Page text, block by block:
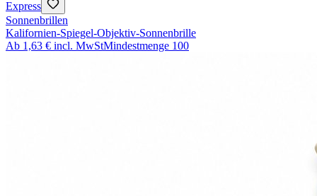
Express
Sonnenbrillen
Kalifornien-Spiegel-Objektiv-Sonnenbrille
Ab 1,63 € incl. MwStMindestmenge 100